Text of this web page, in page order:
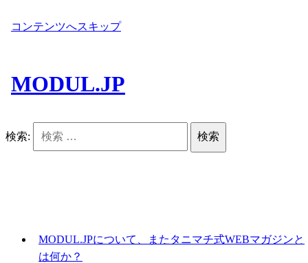
コンテンツへスキップ
MODUL.JP
検索:
MODUL.JPについて、またタニマチ式WEBマガジンと
は何か？